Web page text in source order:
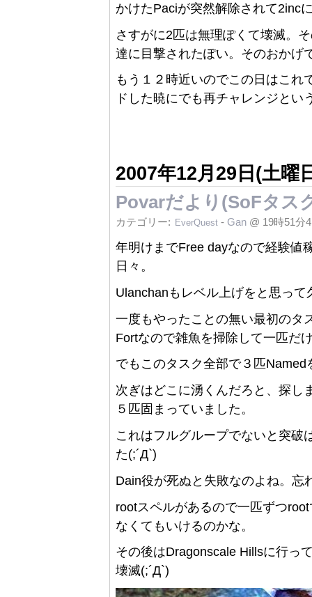
かけたPaciが突然解除されて2inc
さすがに2匹は無理ぽくて壊滅。
達に目撃されたぽい。そのおかげ
もう１２時近いのでこの日はこれ
ドした暁にでも再チャレンジとい
2007年12月29日(土曜
Povarだより(SoFタス
カテゴリー: EverQuest - Gan @ 19時51分
年明けまでFree dayなので経験値
日々。
Ulanchanもレベル上げをと思っ
一度もやったことの無い最初のタ
Fortなので雑魚を掃除して一匹だ
でもこのタスク全部で３匹
次ぎはどこに湧くんだろと、探し
５匹固まっていました。
これはフルグループでないと突破
た(;´Д`)
Dain役が死ぬと失敗なのよね。忘
rootスペルがあるので一匹ずつ
なくてもいけるのかな。
その後はDragonscale Hillsに行っ
壊滅(;´Д`)